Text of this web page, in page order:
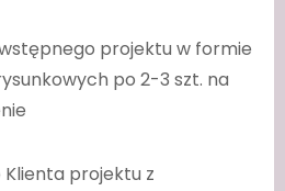
projektu w formie
po 2-3 szt. na
Klienta projektu z